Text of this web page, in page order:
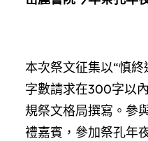
本次祭文征集以“慎終
字數請求在300字以
規祭文格局撰寫。參
禮嘉賓，參加祭孔年